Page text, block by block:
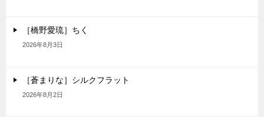
［橋野愛琉］ちく
2026年8月3日
［蒼まりな］シルクフラット
2026年8月2日